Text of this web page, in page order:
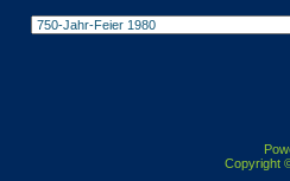
Copyright